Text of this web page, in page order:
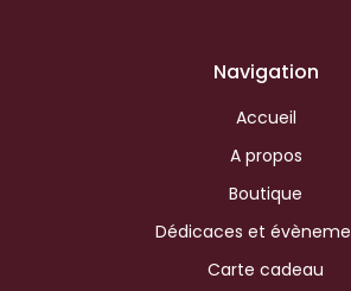
Navigation
Accueil
A propos
Boutique
Dédicaces et
Carte cadeau